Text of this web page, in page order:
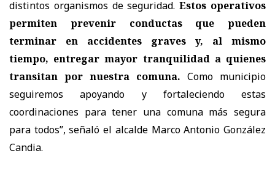
distintos organismos de seguridad.Estos operativos
permiten prevenir conductas que pueden
terminar en accidentes graves y, al mismo
tiempo, entregar mayor tranquilidad a quienes
transitan por nuestra comuna. Como municipio
seguiremos apoyando y fortaleciendo estas
coordinaciones para tener una comuna más segura
para todos”, señaló el alcalde Marco Antonio González
Candia.